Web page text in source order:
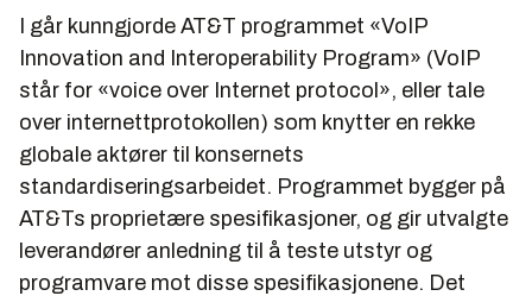
I går kunngjorde AT&T programmet «VoIP
Innovation and Interoperability Program» (VoIP
står for «voice over Internet protocol», eller tale
over internettprotokollen) som knytter en rekke
globale aktører til konsernets
standardiseringsarbeidet. Programmet bygger på
AT&Ts proprietære spesifikasjoner, og gir utvalgte
leverandører anledning til å teste utstyr og
programvare mot disse spesifikasjonene. Det